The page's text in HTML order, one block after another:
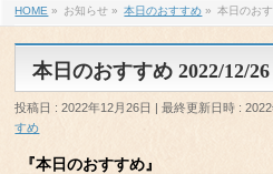
HOME » お知らせ » 本日のおすすめ » 本日のお
本日のおすすめ 2022/12/26
投稿日 : 2022年12月26日 最終更新日時 :
すめ
『本日のおすすめ』